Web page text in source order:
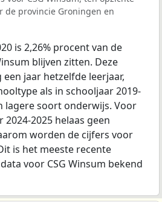
de provincie Groningen en
is 2,26% procent van de
blijven zitten. Deze
jaar hetzelfde leerjaar,
als in schooljaar 2019-
lagere soort onderwijs. Voor
2024-2025 helaas geen
worden de cijfers voor
is het meeste recente
voor CSG Winsum bekend